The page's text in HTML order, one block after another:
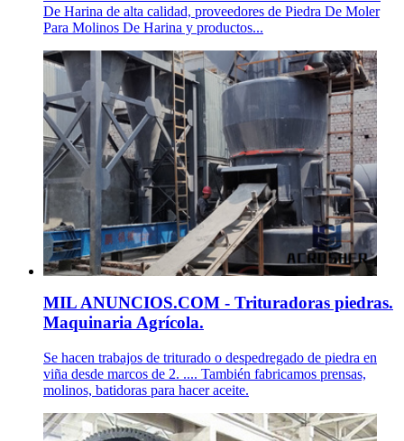
De Harina de alta calidad, proveedores de Piedra De Moler
Para Molinos De Harina y productos...
MIL ANUNCIOS.COM - Trituradoras piedras.
Maquinaria Agrícola.
Se hacen trabajos de triturado o despedregado de piedra en
viña desde marcos de 2. .... También fabricamos prensas,
molinos, batidoras para hacer aceite.